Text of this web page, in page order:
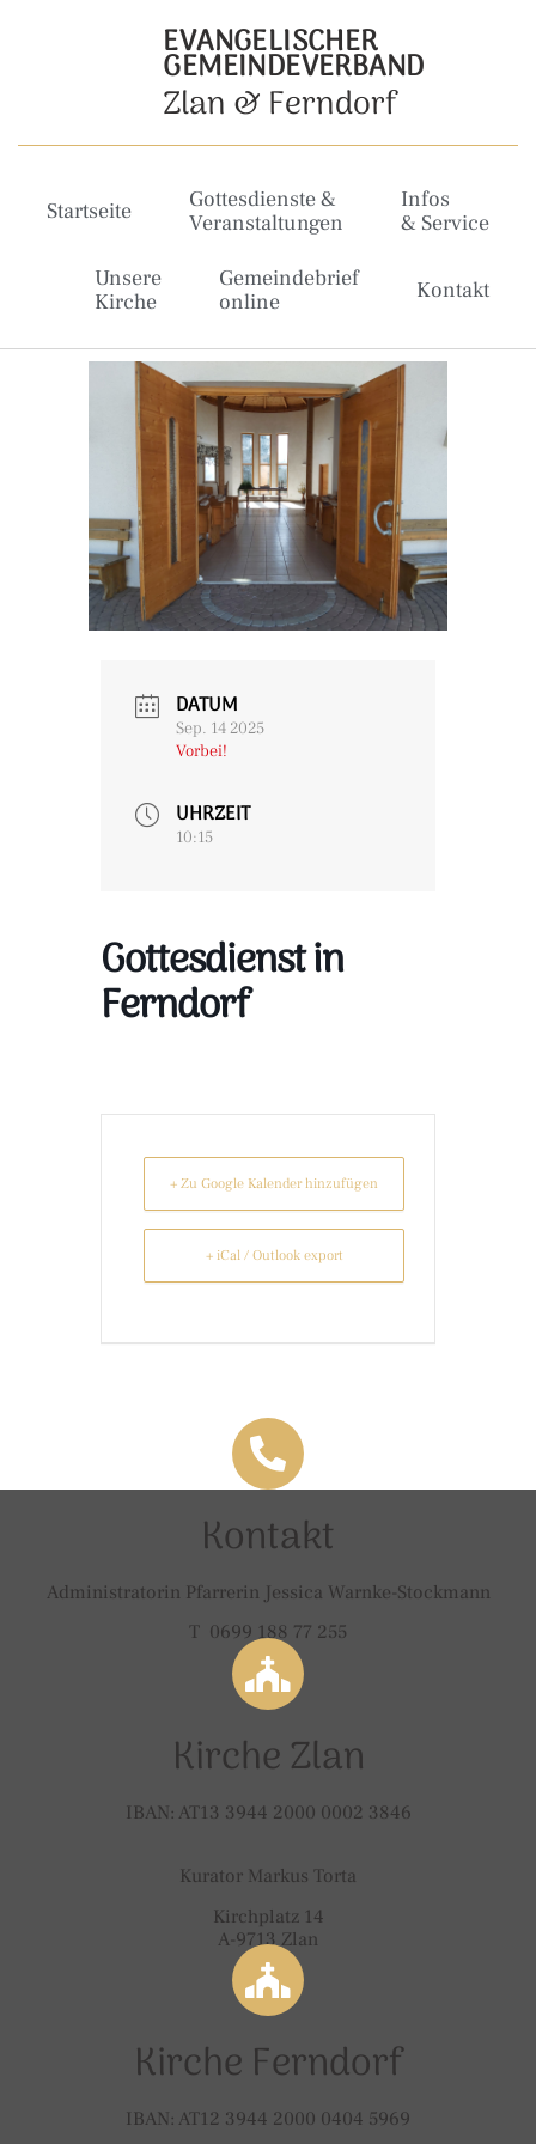
EVANGELISCHER
GEMEINDEVERBAND
Zlan & Ferndorf
Startseite
Gottesdienste &
Veranstaltungen
Infos
& Service
Unsere
Kirche
Gemeindebrief
online
Kontakt
DATUM
Sep. 14 2025
Vorbei!
UHRZEIT
10:15
Gottesdienst in
Ferndorf
+ Zu Google Kalender hinzufügen
+ iCal / Outlook export
Kontakt
Administratorin Pfarrerin Jessica Warnke-Stockmann
T 0699 188 77 255
Kirche Zlan
IBAN: AT13 3944 2000 0002 3846
Kurator Markus Torta
Kirchplatz 14
A-9713 Zlan
Kirche Ferndorf
IBAN: AT12 3944 2000 0404 5969